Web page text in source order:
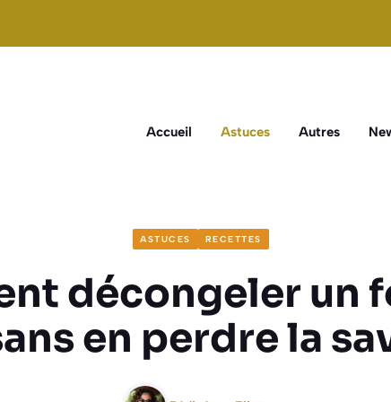
Accueil Astuces Autres
ASTUCES RECETTES
décongeler un
en perdre la